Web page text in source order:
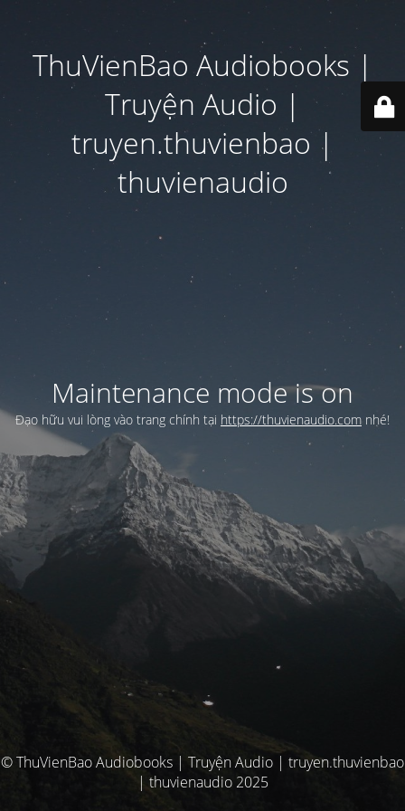
ThuVienBao Audiobooks |
Truyện Audio |
truyen.thuvienbao |
thuvienaudio
Maintenance mode is on
Đạo hữu vui lòng vào trang chính tại https://thuvienaudio.com nhé!
© ThuVienBao Audiobooks | Truyện Audio | truyen.thuvienbao
| thuvienaudio 2025